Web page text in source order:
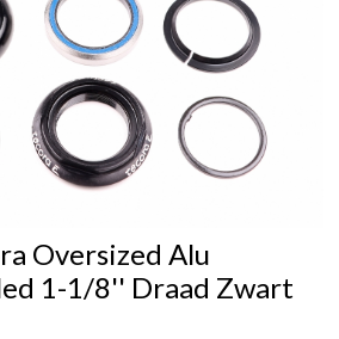
Oversized Alu
1-1/8'' Draad Zwart